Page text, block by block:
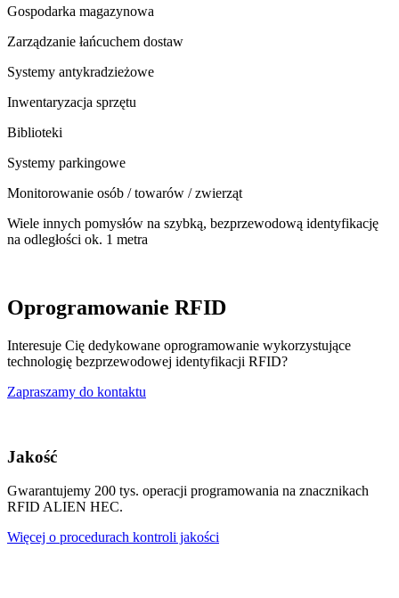
Gospodarka magazynowa
Zarządzanie łańcuchem dostaw
Systemy antykradzieżowe
Inwentaryzacja sprzętu
Biblioteki
Systemy parkingowe
Monitorowanie osób / towarów / zwierząt
Wiele innych pomysłów na szybką, bezprzewodową identyfikację
na odległości ok. 1 metra
Oprogramowanie RFID
Interesuje Cię dedykowane oprogramowanie wykorzystujące
technologię bezprzewodowej identyfikacji RFID?
Zapraszamy do kontaktu
Jakość
Gwarantujemy 200 tys. operacji programowania na znacznikach
RFID ALIEN HEC.
Więcej o procedurach kontroli jakości